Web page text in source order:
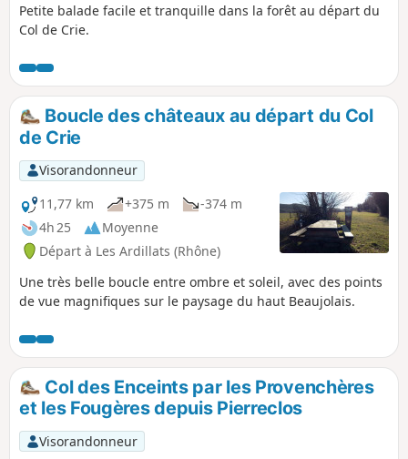
Petite balade facile et tranquille dans la forêt au départ du
Col de Crie.
Boucle des châteaux au départ du Col
de Crie
Visorandonneur
11,77 km
+375 m
-374 m
4h 25
Moyenne
Départ à Les Ardillats (Rhône)
Une très belle boucle entre ombre et soleil, avec des points
de vue magnifiques sur le paysage du haut Beaujolais.
Col des Enceints par les Provenchères
et les Fougères depuis Pierreclos
Visorandonneur